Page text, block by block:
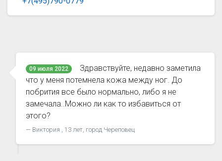
09 июля 2022
Здравствуйте, недавно заметила
что у меня потемнела кожа между ног. До
побрития все было нормально, либо я не
замечала..Можно ли как то избавиться от
этого?
Виктория , 13 лет, город Череповец